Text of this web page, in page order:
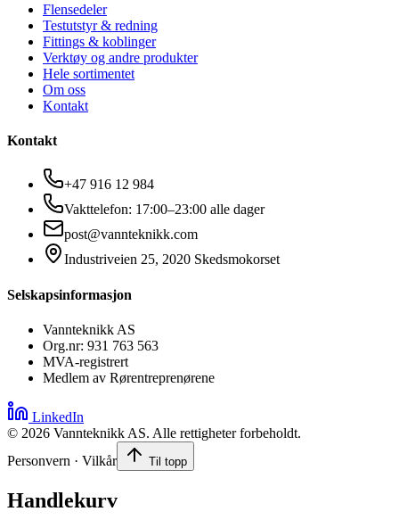
Flensedeler
Testutstyr & redning
Fittings & koblinger
Verktøy og andre produkter
Hele sortimentet
Om oss
Kontakt
Kontakt
+47 916 12 984
Vakttelefon: 17:00–23:00 alle dager
post@vannteknikk.com
Industriveien 25, 2020 Skedsmokorset
Selskapsinformasjon
Vannteknikk AS
Org.nr: 931 763 563
MVA-registrert
Medlem av Rørentreprenørene
LinkedIn
© 2026 Vannteknikk AS. Alle rettigheter forbeholdt.
Personvern · Vilkår
Til topp
Handlekurv